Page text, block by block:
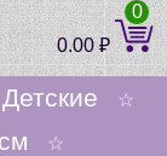
0.00₽
0
Детские ☆
☆